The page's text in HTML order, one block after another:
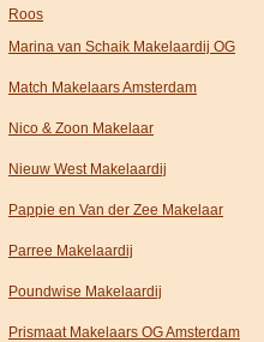
Roos
Marina van Schaik Makelaardij OG
Match Makelaars Amsterdam
Nico & Zoon Makelaar
Nieuw West Makelaardij
Pappie en Van der Zee Makelaar
Parree Makelaardij
Poundwise Makelaardij
Prismaat Makelaars OG Amsterdam